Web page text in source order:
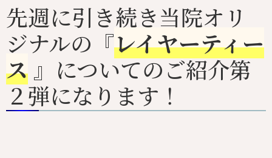
先週に引き続き当院オリ
ジナルの『レイヤーティー
ス』についてのご紹介第
２弾になります！